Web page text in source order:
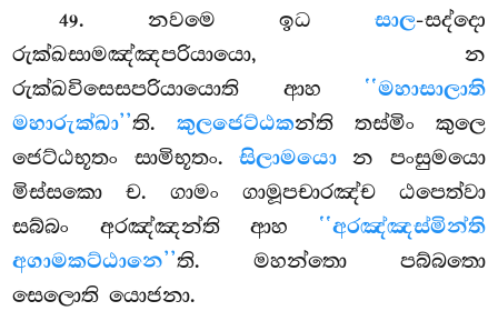
49. නවමෙ ඉධ සාල-සද්දො
රුක්ඛසාමඤ්ඤපරියායො, න
රුක්ඛවිසෙසපරියායොති ආහ ‘‘මහාසාලාති
මහාරුක්ඛා’’ති.කුලජෙට්ඨකන්ති තස්මිං කුලෙ
ජෙට්ඨභූතං සාමිභූතං. සිලාමයො න පංසුමයො
මිස්සකො ච. ගාමං ගාමූපචාරඤ්ච ඨපෙත්වා
සබ්බං අරඤ්ඤන්ති ආහ ‘‘අරඤ්ඤස්මින්ති
අගාමකට්ඨානෙ’’ති. මහන්තො පබ්බතො
සෙලොති යොජනා.